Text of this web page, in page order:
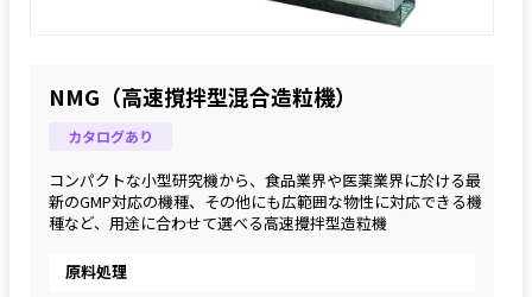
NMG（高速撹拌型混合造粒機）
カタログあり
コンパクトな小型研究機から、食品業界や医薬業界に於ける最
新のGMP対応の機種、その他にも広範囲な物性に対応できる機
種など、用途に合わせて選べる高速攪拌型造粒機
原料処理